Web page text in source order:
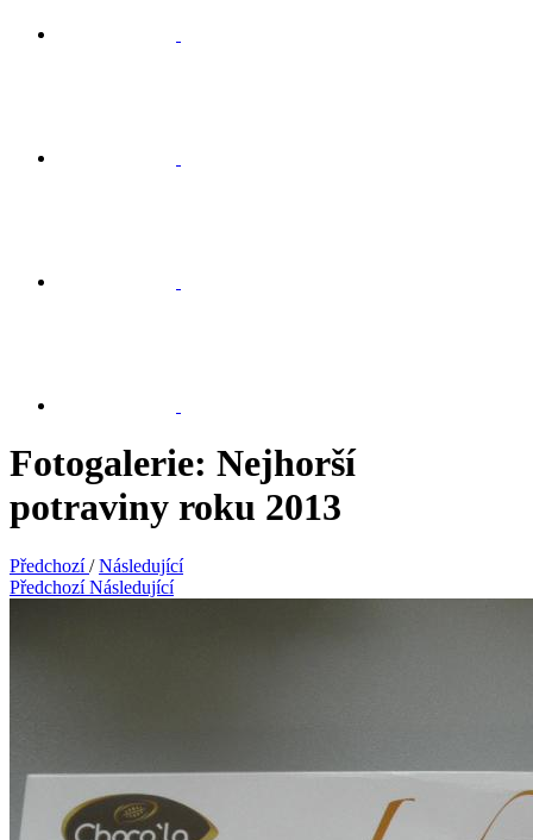
Fotogalerie: Nejhorší
potraviny roku 2013
Předchozí / Následující
Předchozí Následující